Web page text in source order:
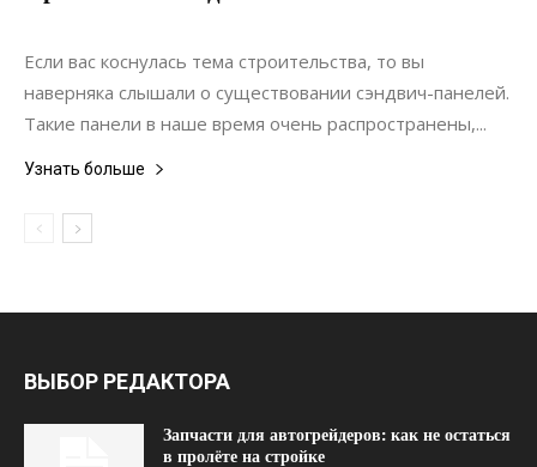
Если вас коснулась тема строительства, то вы
наверняка слышали о существовании сэндвич-панелей.
Такие панели в наше время очень распространены,...
Узнать больше
ВЫБОР РЕДАКТОРА
Запчасти для автогрейдеров: как не остаться
в пролёте на стройке